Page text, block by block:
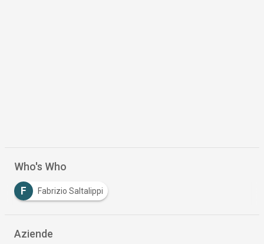
Who's Who
F Fabrizio Saltalippi
Aziende